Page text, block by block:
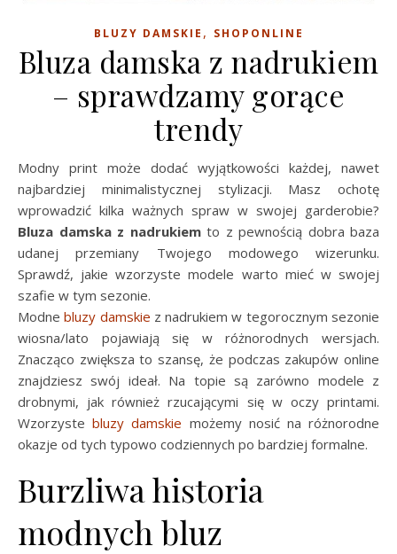
BLUZY DAMSKIE , SHOPONLINE
Bluza damska z nadrukiem
– sprawdzamy gorące
trendy
Modny print może dodać wyjątkowości każdej, nawet
najbardziej minimalistycznej stylizacji. Masz ochotę
wprowadzić kilka ważnych spraw w swojej garderobie?
Bluza damska z nadrukiemto z pewnością dobra baza
udanej przemiany Twojego modowego wizerunku.
Sprawdź, jakie wzorzyste modele warto mieć w swojej
szafie w tym sezonie.
Modnebluzy damskie z nadrukiem w tegorocznym sezonie
wiosna/lato pojawiają się w różnorodnych wersjach.
Znacząco zwiększa to szansę, że podczas zakupów online
znajdziesz swój ideał. Na topie są zarówno modele z
drobnymi, jak również rzucającymi się w oczy printami.
Wzorzystebluzy damskie możemy nosić na różnorodne
okazje od tych typowo codziennych po bardziej formalne.
Burzliwa historia
modnych bluz